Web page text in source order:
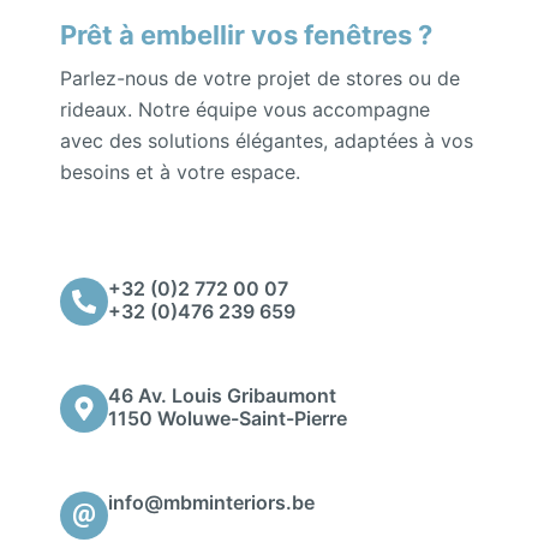
Prêt à embellir vos fenêtres ?
Parlez-nous de votre projet de stores ou de
rideaux. Notre équipe vous accompagne
avec des solutions élégantes, adaptées à vos
besoins et à votre espace.
+32 (0)2 772 00 07
+32 (0)476 239 659
46 Av. Louis Gribaumont
1150 Woluwe-Saint-Pierre
info@mbminteriors.be